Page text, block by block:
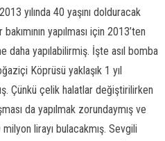
yılında 40 yaşını dolduracak
yapılması için 2013’ten
daha yapılabilirmiş. İşte asıl bomba
Köprüsü yaklaşık 1 yıl
Çünkü çelik halatlar değiştirilirken
da yapılmak zorundaymış ve
lirayı bulacakmış. Sevgili